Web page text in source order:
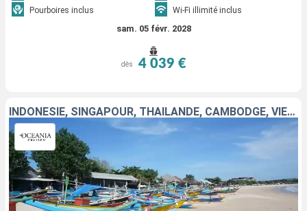
Pourboires inclus
Wi-Fi illimité inclus
sam. 05 févr. 2028
dès 4 039 €
INDONÉSIE, SINGAPOUR, THAÏLANDE, CAMBODGE, VIETNAM, CHINE